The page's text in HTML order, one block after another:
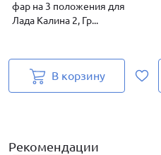
фар на 3 положения для
Лада Калина 2, Гр...
В корзину
Рекомендации